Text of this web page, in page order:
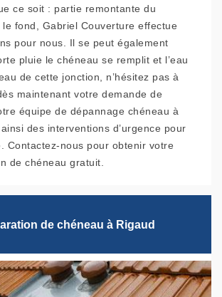
ce soit : partie remontante du
fond, Gabriel Couverture effectue
pour nous. Il se peut également
pluie le chéneau se remplit et l’eau
de cette jonction, n’hésitez pas à
maintenant votre demande de
équipe de dépannage chéneau à
des interventions d’urgence pour
Contactez-nous pour obtenir votre
de chéneau gratuit.
de chéneau à Rigaud